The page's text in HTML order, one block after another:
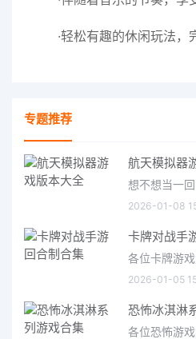
·轻松有趣的休闲玩法，
专题推荐
航天模拟器
想不想当一
2026-01-08
卡牌对战手
各位卡牌游
2026-01-05
恐怖冰淇淋
各位恐怖游